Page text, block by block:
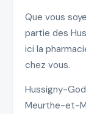
Que vous
partie des
ici la
chez vous.
Hussigny-
Meurthe-et-